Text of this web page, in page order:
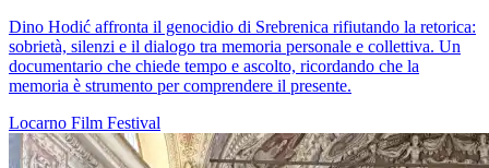
Dino Hodić affronta il genocidio di Srebrenica rifiutando la retorica:
sobrietà, silenzi e il dialogo tra memoria personale e collettiva. Un
documentario che chiede tempo e ascolto, ricordando che la
memoria è strumento per comprendere il presente.
Locarno Film Festival